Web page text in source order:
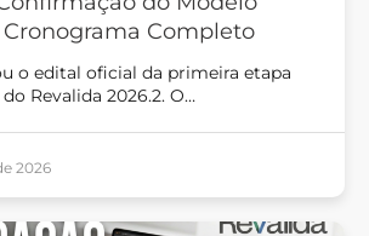
Completo
o edital oficial da primeira etapa
Revalida 2026.2. O…
2026